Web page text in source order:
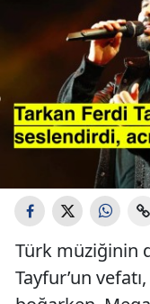
Türk müziğinin
Tayfur’un